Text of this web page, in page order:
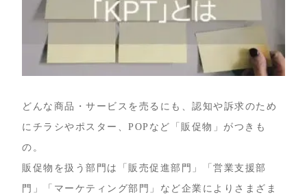
どんな商品・サービスを売るにも、認知や訴求のため
にチラシやポスター、POPなど「販促物」がつきも
の。
販促物を扱う部門は「販売促進部門」「営業支援部
門」「マーケティング部門」など企業によりさまざま